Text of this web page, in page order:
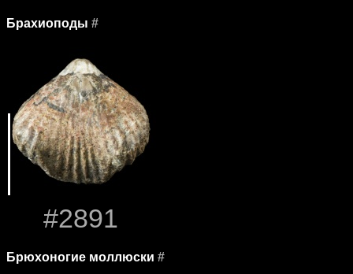
Брахиоподы #
#2891
Брюхоногие моллюски #